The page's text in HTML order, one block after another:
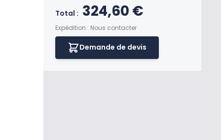
Total : Prix final du
324,60 €
Expédition : Nous contacter
Demande de devis